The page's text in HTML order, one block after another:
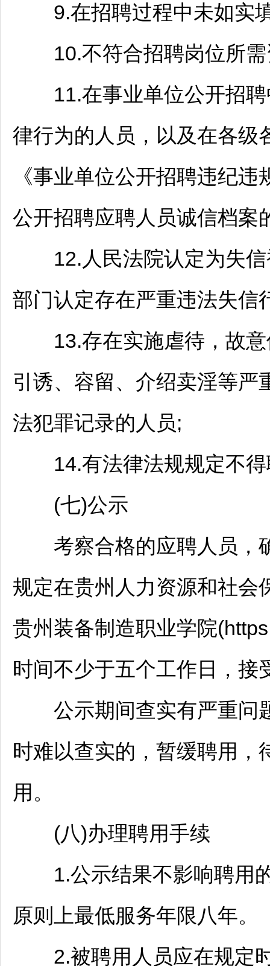
9.在招聘过程中未如实
10.不符合招聘岗位所
11.在事业单位公开招聘
律行为的人员，以及在各级
《事业单位公开招聘违纪违
公开招聘应聘人员诚信档案
12.人民法院认定为失信
部门认定存在严重违法失信
13.存在实施虐待，故意
引诱、容留、介绍卖淫等严
法犯罪记录的人员;
14.有法律法规规定不得
(七)公示
考察合格的应聘人员，
规定在贵州人力资源和社会
贵州装备制造职业学院
时间不少于五个工作日，接
公示期间查实有严重问
时难以查实的，暂缓聘用，
用。
(八)办理聘用手续
1.公示结果不影响聘用的
原则上最低服务年限八年。
2.被聘用人员应在规定时